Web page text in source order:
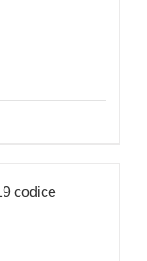
codice